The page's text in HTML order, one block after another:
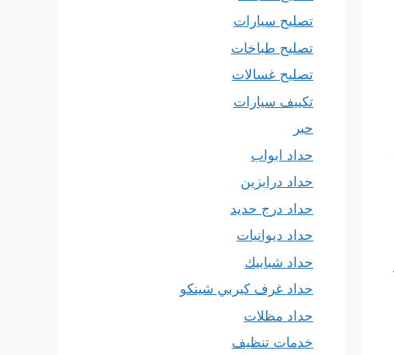
تصليح سيارات
تصليح طباخات
تصليح غسالات
تكييف سيارات
حبر
حداد ابواب
حداد درابزين
حداد درج حديد
حداد ديوانيات
حداد شبابيك
حداد غرف كيربي شينكو
حداد مظلات
خدمات تنظيف